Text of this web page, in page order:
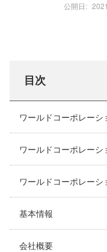
公開日:
目次
ワールドコーポレー
ワールドコーポレーシ
ワールドコーポレーシ
基本情報
会社概要